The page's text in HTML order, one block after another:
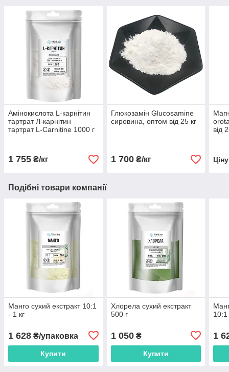
Амінокислота L-карнітин
тартрат Л-карнітин
тартрат L-Carnitine 1000 г
1 755 ₴/кг
Глюкозамін Glucosamine
сировина, оптом від 25 кг
1 700₴/кг
від
Подібні товари компанії
Манго сухий екстракт 10:1
- 1 кг
1 628 ₴/упаковка
Купити
Хлорела сухий екстракт
500 г
1 050₴
Купити
10:1
1